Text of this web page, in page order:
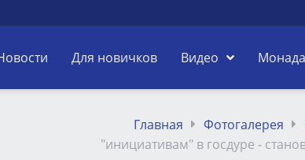
Для новичков Видео Монада
Главная Фотогалерея
"инициативам" в госдуре -